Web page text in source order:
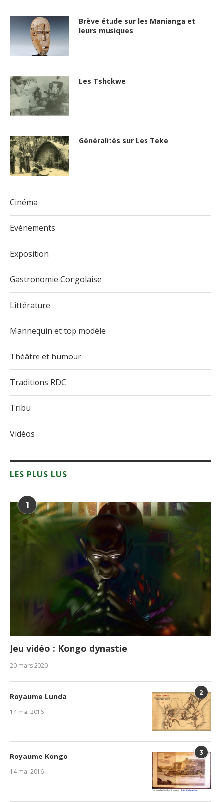
Brève étude sur les Manianga et
leurs musiques
Les Tshokwe
Généralités sur Les Teke
Cinéma
Evénements
Exposition
Gastronomie Congolaise
Littérature
Mannequin et top modèle
Théâtre et humour
Traditions RDC
Tribu
Vidéos
LES PLUS LUS
1
Jeu vidéo : Kongo dynastie
20 mars 2020
2
Royaume Lunda
14 mai 2016
3
Royaume Kongo
14 mai 2016